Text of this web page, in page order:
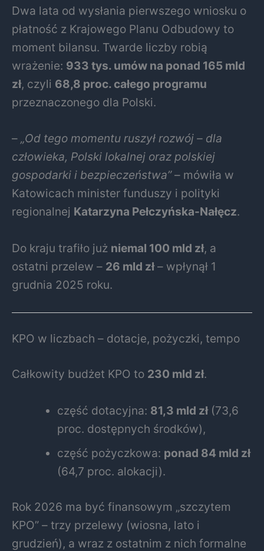
Dwa lata od wysłania pierwszego wniosku o
płatność z Krajowego Planu Odbudowy to
moment bilansu. Twarde liczby robią
wrażenie: 933 tys. umów na ponad 165 mld
zł, czyli 68,8 proc. całego programu
przeznaczonego dla Polski.
– „Od tego momentu ruszył rozwój – dla
człowieka, Polski lokalnej oraz polskiej
gospodarki i bezpieczeństwa”– mówiła w
Katowicach minister funduszy i polityki
regionalnej Katarzyna Pełczyńska-Nałęcz.
Do kraju trafiło już niemal 100 mld zł, a
ostatni przelew – 26 mld zł– wpłynął 1
grudnia 2025 roku.
KPO w liczbach – dotacje, pożyczki, tempo
Całkowity budżet KPO to 230 mld zł.
część dotacyjna: 81,3 mld zł(73,6
proc. dostępnych środków),
część pożyczkowa: ponad 84 mld zł
(64,7 proc. alokacji).
Rok 2026 ma być finansowym „szczytem
KPO” – trzy przelewy (wiosna, lato i
grudzień), a wraz z ostatnim z nich formalne